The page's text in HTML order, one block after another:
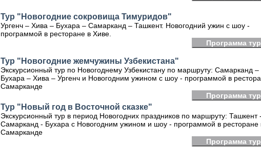
Тур "Новогодние сокровища Тимуридов"
Ургенч – Хива – Бухара – Самарканд – Ташкент. Новогодний ужин с шоу -
программой в ресторане в Хиве.
Программа
Тур "Новогодние жемчужины Узбекистана"
Экскурсионный тур по Новогоднему Узбекистану по маршруту: Самарканд –
Бухара – Хива – Ургенч и Новогодним ужином с шоу - программой в
Самарканде
Программа
Тур "Новый год в Восточной сказке"
Экскурсионный тур в период Новогодних праздников по маршруту: Ташкент -
Самарканд - Бухара с Новогодним ужином и шоу - программой в ресторане
Самарканде
Программа